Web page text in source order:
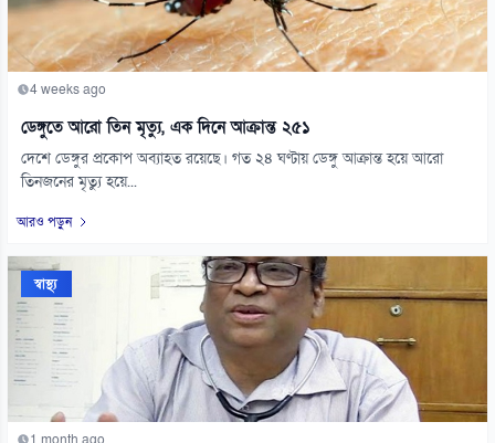
4 weeks ago
ডেঙ্গুতে আরো তিন মৃত্যু, এক দিনে আক্রান্ত ২৫১
দেশে ডেঙ্গুর প্রকোপ অব্যাহত রয়েছে। গত ২৪ ঘণ্টায় ডেঙ্গু আক্রান্ত হয়ে আরো
তিনজনের মৃত্যু হয়ে...
আরও পড়ুন
স্বাস্থ্য